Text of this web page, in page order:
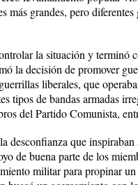
más grandes, pero
la situación y terminó
la decisión de promover
liberales, que
tipos de bandas armadas
del Partido Comunista,
desconfianza que inspiraban
de buena parte de los
militar para propinar